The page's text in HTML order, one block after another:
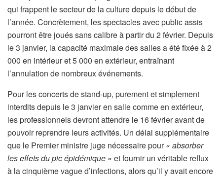
qui frappent le secteur de la culture depuis le début de
l’année. Concrètement, les spectacles avec public assis
pourront être joués sans calibre à partir du 2 février. Depuis
le 3 janvier, la capacité maximale des salles a été fixée à 2
000 en intérieur et 5 000 en extérieur, entraînant
l’annulation de nombreux événements.
Pour les concerts de stand-up, purement et simplement
interdits depuis le 3 janvier en salle comme en extérieur,
les professionnels devront attendre le 16 février avant de
pouvoir reprendre leurs activités. Un délai supplémentaire
que le Premier ministre juge nécessaire pour« absorber
les effets du pic épidémique » et fournir un véritable reflux
à la cinquième vague d’infections, alors qu’il y avait encore